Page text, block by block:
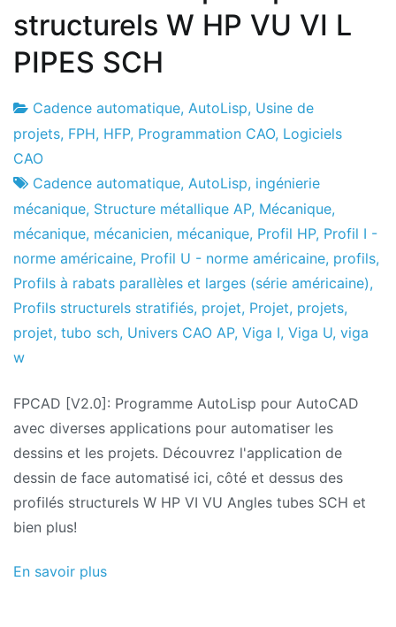
structurels W HP VU VI L
PIPES SCH
Usine
de
projets
20
le
juillet
le
2021
Cadence automatique, AutoLisp, Usine de
projets, FPH, HFP, Programmation CAO, Logiciels
CAO
Cadence automatique, AutoLisp, ingénierie
mécanique, Structure métallique AP, Mécanique,
mécanique, mécanicien, mécanique, Profil HP, Profil I -
norme américaine, Profil U - norme américaine, profils,
Profils à rabats parallèles et larges (série américaine),
Profils structurels stratifiés, projet, Projet, projets,
projet, tubo sch, Univers CAO AP, Viga I, Viga U, viga
w
FPCAD [V2.0]: Programme AutoLisp pour AutoCAD
avec diverses applications pour automatiser les
dessins et les projets. Découvrez l'application de
dessin de face automatisé ici, côté et dessus des
profilés structurels W HP VI VU Angles tubes SCH et
bien plus!
En savoir plus